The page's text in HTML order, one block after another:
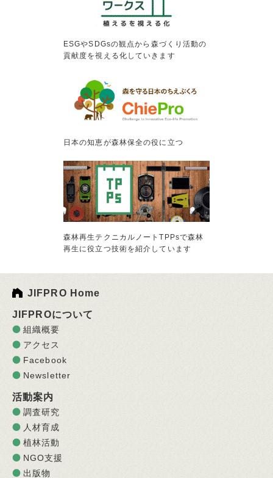
ESGやSDGsの観点から森づくり活動の
貢献度を視える化していきます
日本の知恵が森林保全の役に立つ
森林再生テクニカルノートTPPsで森林
再生に役立つ技術を紹介しています
JIFPRO Home
JIFPROについて
組織概要
アクセス
Facebook
Newsletter
活動案内
調査研究
人材育成
植林活動
NGO支援
出版物